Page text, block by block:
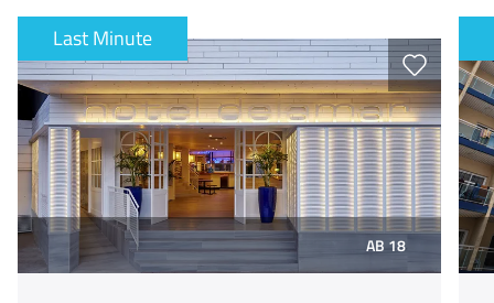
gelungenen Urlaub nichts im Weg.
Last Minute
AB 18